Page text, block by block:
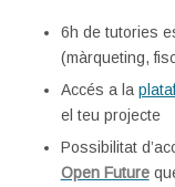
6h de tutories
(màrqueting,
Accés a la
el teu projecte
Possibilitat
Open Future